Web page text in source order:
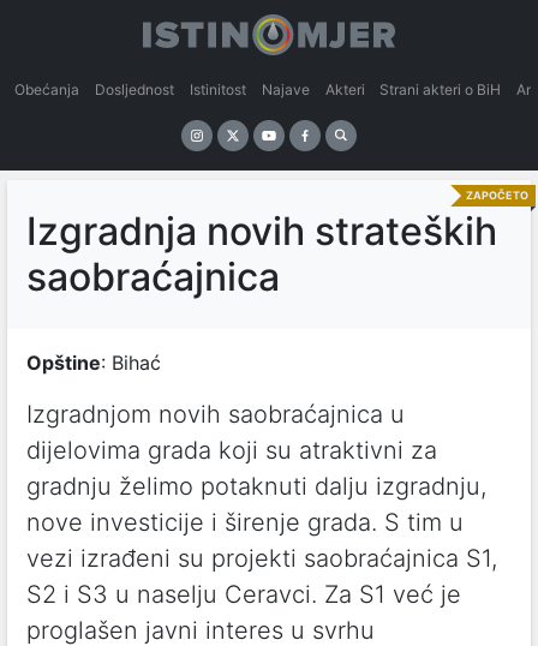
Obećanja Dosljednost Istinitost Najave Akteri Strani akteri o BiH
ZAPOČETO
Izgradnja novih strateških
saobraćajnica
Opštine: Bihać
Izgradnjom novih saobraćajnica u
dijelovima grada koji su atraktivni za
gradnju želimo potaknuti dalju izgradnju,
nove investicije i širenje grada. S tim u
vezi izrađeni su projekti saobraćajnica S1,
S2 i S3 u naselju Ceravci. Za S1 već je
proglašen javni interes u svrhu